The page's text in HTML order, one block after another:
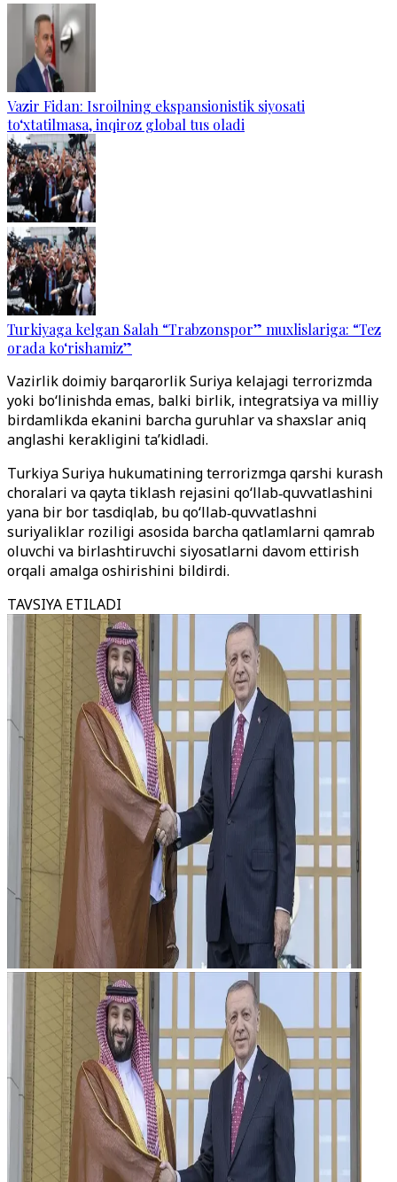
Vazir Fidan: Isroilning ekspansionistik siyosati
to‘xtatilmasa, inqiroz global tus oladi
Turkiyaga kelgan Salah “Trabzonspor” muxlislariga: “Tez
orada ko‘rishamiz”
Vazirlik doimiy barqarorlik Suriya kelajagi terrorizmda
yoki bo‘linishda emas, balki birlik, integratsiya va milliy
birdamlikda ekanini barcha guruhlar va shaxslar aniq
anglashi kerakligini ta’kidladi.
Turkiya Suriya hukumatining terrorizmga qarshi kurash
choralari va qayta tiklash rejasini qo‘llab‑quvvatlashini
yana bir bor tasdiqlab, bu qo‘llab‑quvvatlashni
suriyaliklar roziligi asosida barcha qatlamlarni qamrab
oluvchi va birlashtiruvchi siyosatlarni davom ettirish
orqali amalga oshirishini bildirdi.
TAVSIYA ETILADI